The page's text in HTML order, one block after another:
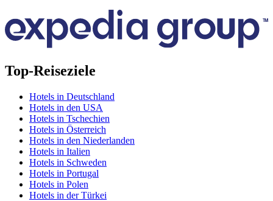
Top-Reiseziele
Hotels in Deutschland
Hotels in den USA
Hotels in Tschechien
Hotels in Österreich
Hotels in den Niederlanden
Hotels in Italien
Hotels in Schweden
Hotels in Portugal
Hotels in Polen
Hotels in der Türkei